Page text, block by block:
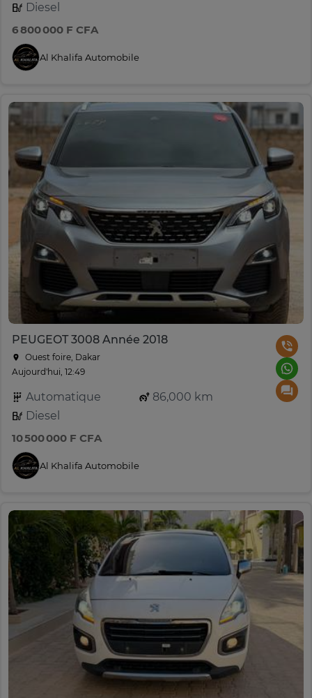
Diesel
6 800 000 F CFA
Al Khalifa Automobile
PEUGEOT 3008 Année 2018
Ouest foire, Dakar
Aujourd'hui, 12:49
Automatique
86,000 km
Diesel
10 500 000 F CFA
Al Khalifa Automobile